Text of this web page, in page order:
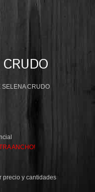
SELENA CRUDO
ANCHO!
precio y cantidades